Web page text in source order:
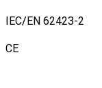
IEC/EN 62423-2
CE